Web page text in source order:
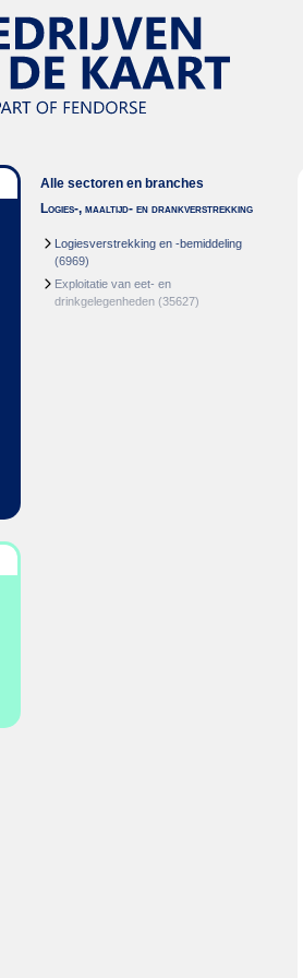
Alle sectoren en branches
Logies-, maaltijd- en drankverstrekking
Logiesverstrekking en -bemiddeling
(6969)
Exploitatie van eet- en
drinkgelegenheden (35627)